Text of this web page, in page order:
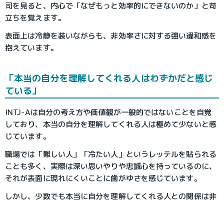
司を見ると、内心で「なぜもっと効率的にできないのか」と苛
立ちを覚えます。
表面上は冷静を装いながらも、非効率さに対する強い違和感を
抱えています。
「本当の自分を理解してくれる人はわずかだと感じ
ている」
INTJ-Aは自分の考え方や価値観が一般的ではないことを自覚
しており、本当の自分を理解してくれる人は極めて少ないと感
じています。
職場では「難しい人」「冷たい人」というレッテルを貼られる
ことも多く、実際は深い思いやりや忠誠心を持っているのに、
それが表面に現れにくいことに歯がゆさを感じています。
しかし、少数でも本当に自分を理解してくれる人との関係は非